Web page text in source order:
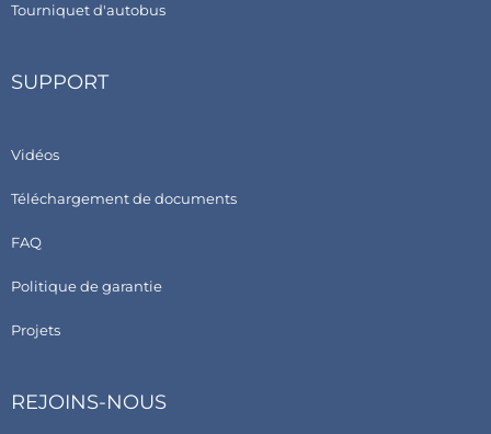
Tourniquet d'autobus
SUPPORT
Vidéos
Téléchargement de documents
FAQ
Politique de garantie
Projets
REJOINS-NOUS